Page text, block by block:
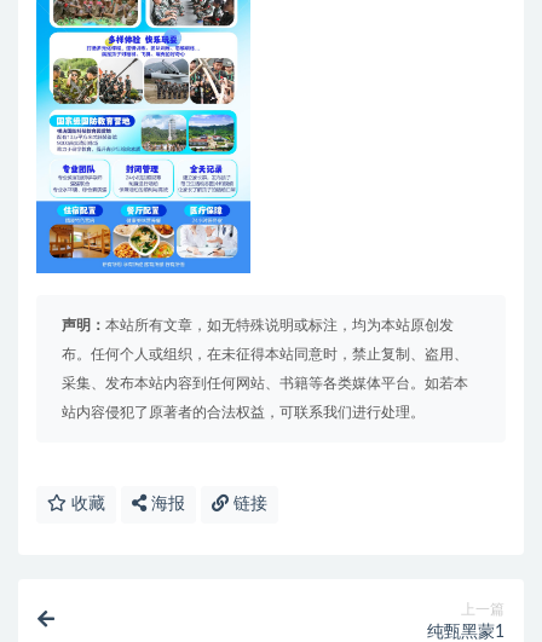
声明： 本站所有文章，如无特殊说明或标注，均为本站原创发
布。任何个人或组织，在未征得本站同意时，禁止复制、盗用、
采集、发布本站内容到任何网站、书籍等各类媒体平台。如若本
站内容侵犯了原著者的合法权益，可联系我们进行处理。
收藏 海报 链接
上一篇
纯甄黑蒙1